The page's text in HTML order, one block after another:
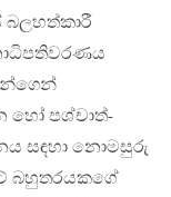
බලහත්කාරී
හෝ පශ්චාත්-
සඳහා නොමසුරු
බහුතරයකගේ